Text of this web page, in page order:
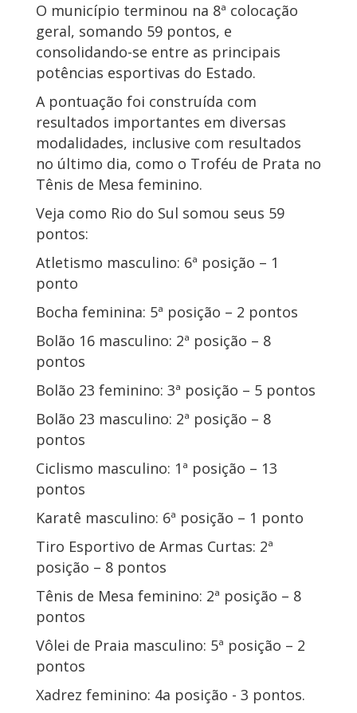
O município terminou na 8ª colocação
geral, somando 59 pontos, e
consolidando-se entre as principais
potências esportivas do Estado.
A pontuação foi construída com
resultados importantes em diversas
modalidades, inclusive com resultados
no último dia, como o Troféu de Prata no
Tênis de Mesa feminino.
Veja como Rio do Sul somou seus 59
pontos:
Atletismo masculino: 6ª posição – 1
ponto
Bocha feminina: 5ª posição – 2 pontos
Bolão 16 masculino: 2ª posição – 8
pontos
Bolão 23 feminino: 3ª posição – 5 pontos
Bolão 23 masculino: 2ª posição – 8
pontos
Ciclismo masculino: 1ª posição – 13
pontos
Karatê masculino: 6ª posição – 1 ponto
Tiro Esportivo de Armas Curtas: 2ª
posição – 8 pontos
Tênis de Mesa feminino: 2ª posição – 8
pontos
Vôlei de Praia masculino: 5ª posição – 2
pontos
Xadrez feminino: 4a posição - 3 pontos.